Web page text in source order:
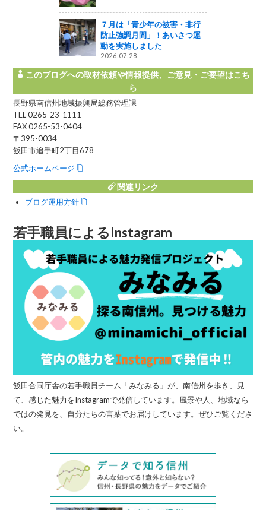
７月は「青少年の被害・非行
防止強調月間」！あいさつ運
動を実施しました
2026.07.28
このブログへの取材依頼や情報提供、ご意見・ご要望はこち
ら
長野県南信州地域振興局総務管理課
TEL 0265-23-1111
FAX 0265-53-0404
〒395-0034
飯田市追手町2丁目678
公式ホームページ
関連リンク
ブログ運用方針
若手職員によるInstagram
飯田合同庁舎の若手職員チーム「みなみる」が、南信州を歩き、見
て、感じた魅力をInstagramで発信しています。風景や人、地域なら
ではの発見を、自分たちの言葉でお届けしています。ぜひご覧くださ
い。